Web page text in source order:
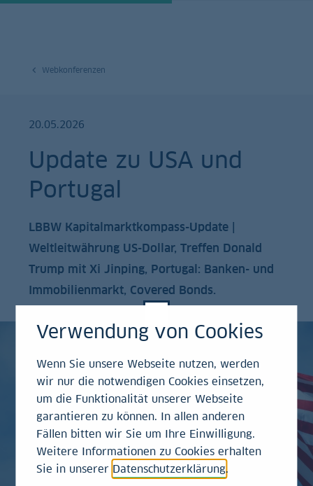
Webkonferenzen
20.05.2026
Update zu USA und
Portugal
LBBW Kapitalmarktkompass-Update |
Weltleitwährung US-Dollar, Treffen Donald
Trump mit Xi Jinping, Portugal: Banken- und
Immobilienmarkt, Covered Bonds.
Verwendung von Cookies
Wenn Sie unsere Webseite nutzen, werden
wir nur die notwendigen Cookies einsetzen,
um die Funktionalität unserer Webseite
garantieren zu können. In allen anderen
Fällen bitten wir Sie um Ihre Einwilligung.
Weitere Informationen zu Cookies erhalten
Sie in unserer Datenschutzerklärung